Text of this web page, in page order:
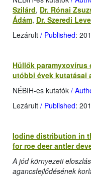
Szilárd, Dr. Rónai
Ádám, Dr. Szeredi
Lezárult / Published:
Hüllők paramyxovírus
utóbbi évek kutatásai
NÉBIH-es kutatók /
Lezárult / Published:
Iodine distribution in
for roe deer antler
A jód környezeti
agancsfejlődésének